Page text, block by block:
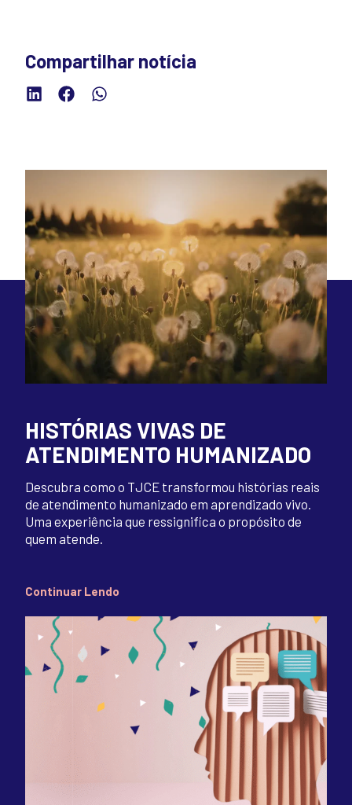
Compartilhar notícia
HISTÓRIAS VIVAS DE
ATENDIMENTO HUMANIZADO
Descubra como o TJCE transformou histórias reais
de atendimento humanizado em aprendizado vivo.
Uma experiência que ressignifica o propósito de
quem atende.
Continuar Lendo